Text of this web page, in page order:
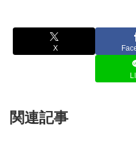
X
関連記事